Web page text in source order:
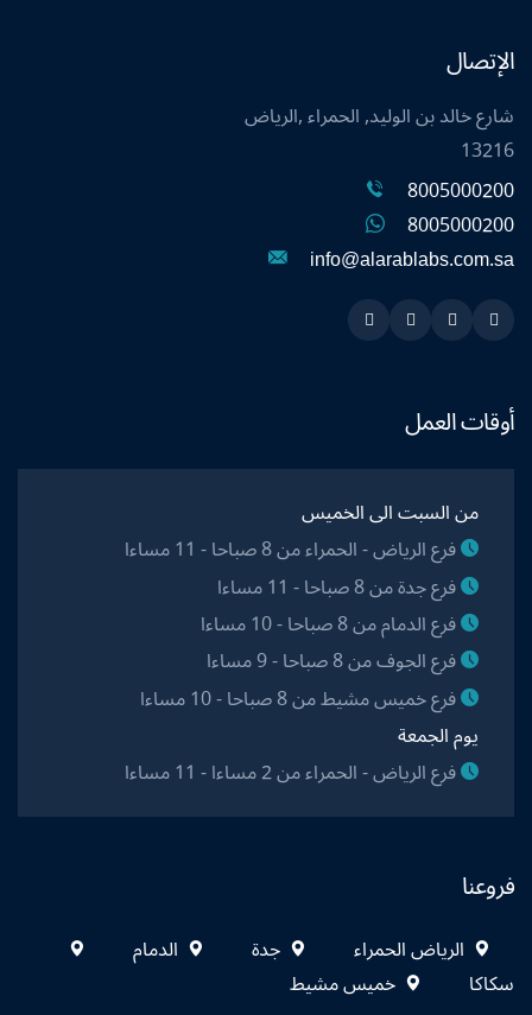
الإتصال
شارع خالد بن الوليد, الحمراء ,الرياض
13216
8005000200
8005000200
info@alarablabs.com.sa
Snapchat
Twitter
Linkedin
Instagram
أوقات العمل
من السبت الى الخميس
فرع الرياض - الحمراء من 8 صباحا - 11 مساءا
فرع جدة من 8 صباحا - 11 مساءا
فرع الدمام من 8 صباحا - 10 مساءا
فرع الجوف من 8 صباحا - 9 مساءا
فرع خميس مشيط من 8 صباحا - 10 مساءا
يوم الجمعة
فرع الرياض - الحمراء من 2 مساءا - 11 مساءا
فروعنا
الرياض الحمراء جدة
الدمام
سكاكا
خميس مشيط